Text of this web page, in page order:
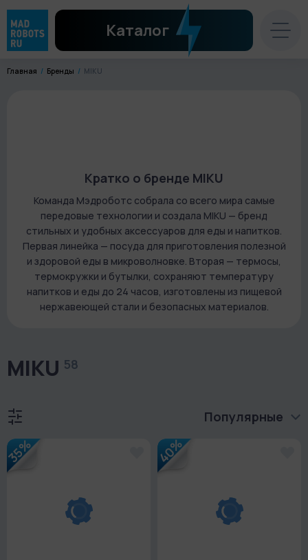
Каталог
Главная Бренды MIKU
Кратко о бренде MIKU
Команда Мэдроботс собрала со всего мира самые
передовые технологии и создала MIKU — бренд
стильных и удобных аксессуаров для еды и напитков.
Первая линейка — посуда для приготовления полезной
и здоровой еды в микроволновке. Вторая — термосы,
термокружки и бутылки, сохраняют температуру
напитков и еды до 24 часов, изготовлены из пищевой
нержавеющей стали и безопасных материалов.
MIKU 58
Популярные
35% 40%